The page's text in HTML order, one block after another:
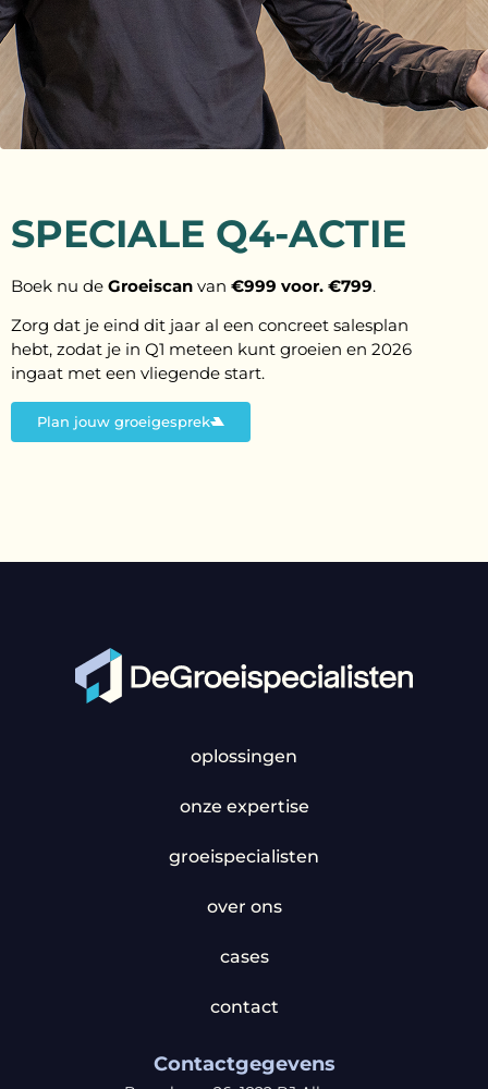
SPECIALE Q4-ACTIE
Boek nu de Groeiscan van €999 voor. €799.
Zorg dat je eind dit jaar al een concreet salesplan
hebt, zodat je in Q1 meteen kunt groeien en 2026
ingaat met een vliegende start.
Plan jouw groeigesprek
oplossingen
onze expertise
groeispecialisten
over ons
cases
contact
Contactgegevens